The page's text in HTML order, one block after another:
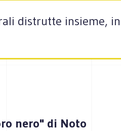
distrutte insieme,
nero" di Noto